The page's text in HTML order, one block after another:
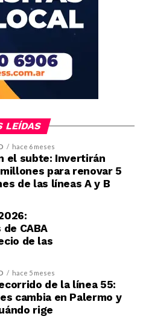
LEÍDAS
hace 6 meses
el subte: Invertirán
para renovar 5
de las líneas A y B
CABA
de las
hace 5 meses
de la línea 55:
cambia en Palermo y
rige